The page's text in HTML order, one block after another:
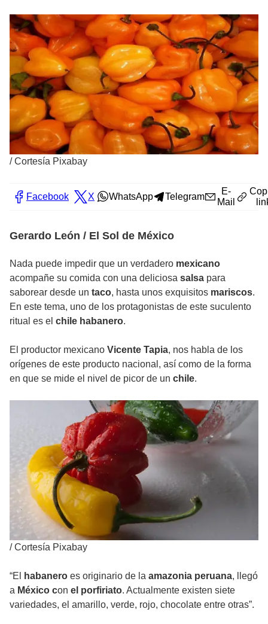
/Cortesía Pixabay
Facebook X WhatsApp Telegram
E-
Mail
Gerardo León / El Sol de México
Nada puede impedir que un verdadero mexicano
acompañe su comida con una deliciosa salsa para
saborear desde un taco, hasta unos exquisitos mariscos.
En este tema, uno de los protagonistas de este suculento
ritual es el chile habanero.
El productor mexicano Vicente Tapia, nos habla de los
orígenes de este producto nacional, así como de la forma
en que se mide el nivel de picor de un chile.
/Cortesía Pixabay
“El habanero es originario de la amazonia peruana, llegó
a México con el porfiriato. Actualmente existen siete
variedades, el amarillo, verde, rojo, chocolate entre otras”.